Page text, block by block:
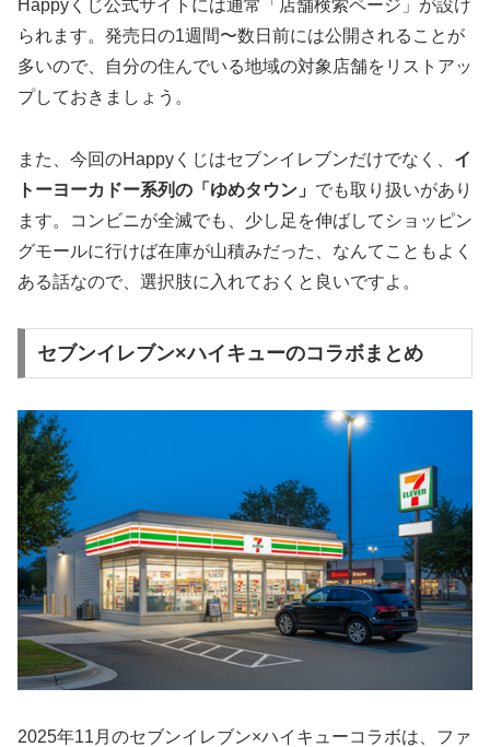
Happyくじ公式サイトには通常「店舗検索ページ」が設け
られます。発売日の1週間〜数日前には公開されることが
多いので、自分の住んでいる地域の対象店舗をリストアッ
プしておきましょう。
また、今回のHappyくじはセブンイレブンだけでなく、 イ
トーヨーカドー系列の「ゆめタウン」 でも取り扱いがあり
ます。コンビニが全滅でも、少し足を伸ばしてショッピン
グモールに行けば在庫が山積みだった、なんてこともよく
ある話なので、選択肢に入れておくと良いですよ。
セブンイレブン×ハイキューのコラボまとめ
2025年11月のセブンイレブン×ハイキューコラボは、ファ